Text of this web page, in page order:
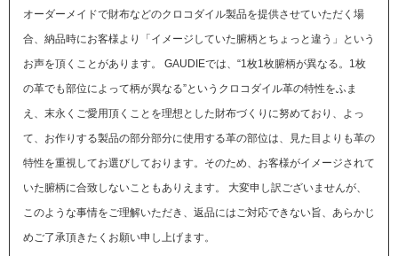
オーダーメイドで財布などのクロコダイル製品を提供させていただく場
合、納品時にお客様より「イメージしていた腑柄とちょっと違う」という
お声を頂くことがあります。
GAUDIEでは、“1枚1枚腑柄が異なる。1枚
の革でも部位によって柄が異なる”というクロコダイル革の特性をふま
え、末永くご愛用頂くことを理想とした財布づくりに努めており、よっ
て、お作りする製品の部分部分に使用する革の部位は、見た目よりも革の
特性を重視してお選びしております。そのため、お客様がイメージされて
いた腑柄に合致しないこともありえます。
大変申し訳ございませんが、
このような事情をご理解いただき、返品にはご対応できない旨、あらかじ
めご了承頂きたくお願い申し上げます。